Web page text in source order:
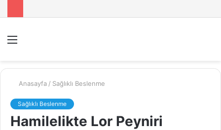
...
Anasayfa / Sağlıklı Beslenme
Sağlıklı Beslenme
Hamilelikte Lor Peyniri